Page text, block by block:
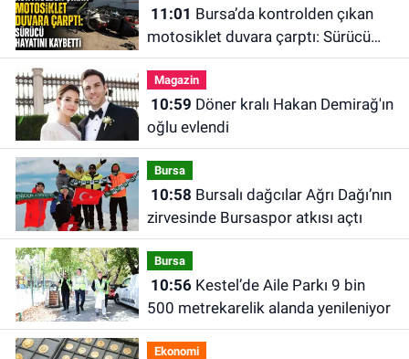
11:01
motosiklet duvara çarptı: Sürücü
hayatını kaybetti
Magazin
10:59
oğlu evlendi
Bursa
10:58
zirvesinde Bursaspor atkısı açtı
Bursa
10:56Kestel’de Aile Parkı 9 bin
500 metrekarelik alanda yenileniyor
Ekonomi